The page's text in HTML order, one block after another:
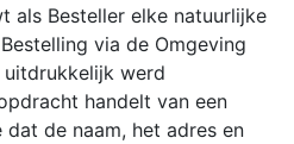
als Besteller elke natuurlijke
via de Omgeving
werd
handelt van een
de naam, het adres en